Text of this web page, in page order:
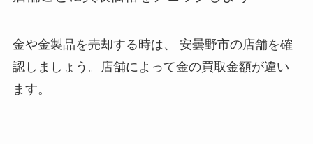
金や金製品を売却する時は、 安曇野市の店舗を確
認しましょう。店舗によって金の買取金額が違い
ます。